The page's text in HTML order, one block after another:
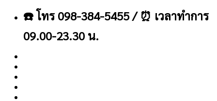
เนื้อหา
☎️ โทร 098-384-5455 / ⏰ เวลาทำการ
09.00-23.30 น.